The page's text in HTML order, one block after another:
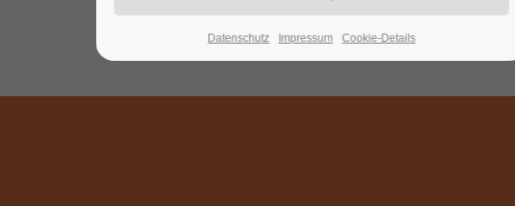
Datenschutz Impressum Cookie-Details